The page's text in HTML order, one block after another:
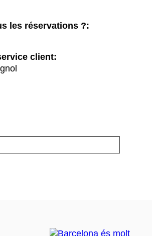
les réservations ?:
client: